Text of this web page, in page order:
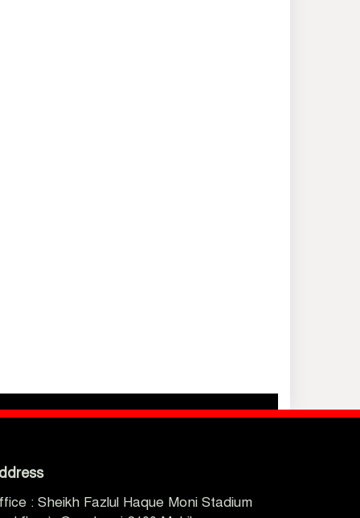
: Sheikh Fazlul Haque Moni Stadium